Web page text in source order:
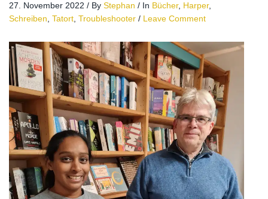
27. November 2022 / By Stephan / In Bücher, Harper,
Schreiben Tatort Troubleshooter / Leave Comment